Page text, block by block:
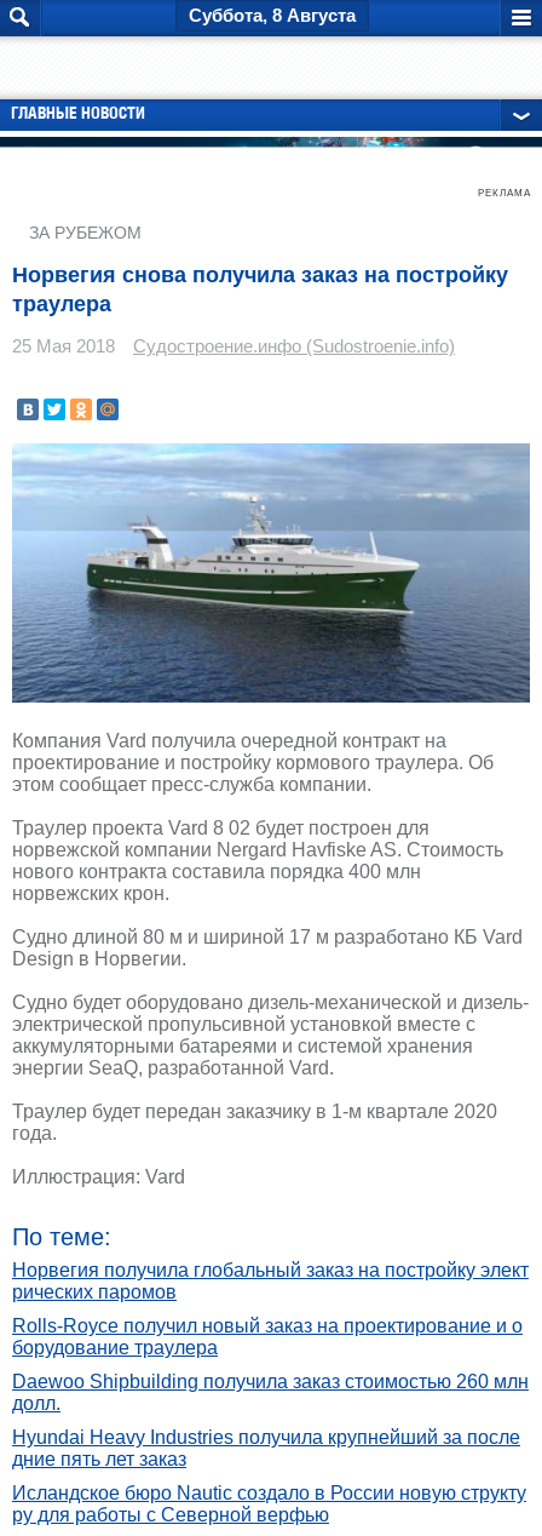
Суббота, 8 Августа
ГЛАВНЫЕ НОВОСТИ
РЕКЛАМА
ЗА РУБЕЖОМ
Норвегия снова получила заказ на постройку
траулера
25 Мая 2018 Судостроение.инфо (Sudostroenie.info)
Компания Vard получила очередной контракт на
проектирование и постройку кормового траулера. Об
этом сообщает пресс-служба компании.
Траулер проекта Vard 8 02 будет построен для
норвежской компании Nergard Havfiske AS. Стоимость
нового контракта составила порядка 400 млн
норвежских крон.
Судно длиной 80 м и шириной 17 м разработано КБ Vard
Design в Норвегии.
Судно будет оборудовано дизель-механической и дизель-
электрической пропульсивной установкой вместе с
аккумуляторными батареями и системой хранения
энергии SeaQ, разработанной Vard.
Траулер будет передан заказчику в 1-м квартале 2020
года.
Иллюстрация: Vard
По теме:
Норвегия получила глобальный заказ на постройку элект
рических паромов
Rolls-Royce получил новый заказ на проектирование и о
борудование траулера
Daewoo Shipbuilding получила заказ стоимостью 260 млн
долл.
Hyundai Heavy Industries получила крупнейший за после
дние пять лет заказ
Исландское бюро Nautic создало в России новую структу
ру для работы с Северной верфью